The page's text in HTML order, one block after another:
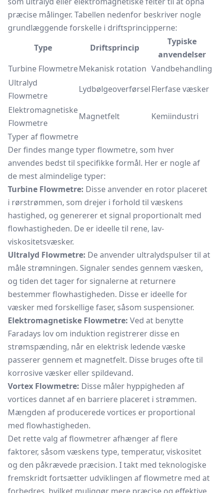
præcise målinger. Tabellen nedenfor beskriver nogle
grundlæggende forskelle i driftsprincipperne:
Type
Driftsprincip
Typiske
anvendelser
Turbine FlowmetreMekanisk rotation Vandbehandling
Ultralyd
Flowmetre
LydbølgeoverførselFlerfase væsker
Elektromagnetiske
Flowmetre
Magnetfelt
Kemiindustri
Typer af flowmetre
Der findes mange typer flowmetre, som hver
anvendes bedst til specifikke formål. Her er nogle af
de mest almindelige typer:
Turbine Flowmetre: Disse anvender en rotor placeret
i rørstrømmen, som drejer i forhold til væskens
hastighed, og genererer et signal proportionalt med
flowhastigheden. De er ideelle til rene, lav-
viskositetsvæsker.
Ultralyd Flowmetre: De anvender ultralydspulser til at
måle strømningen. Signaler sendes gennem væsken,
og tiden det tager for signalerne at returnere
bestemmer flowhastigheden. Disse er ideelle for
væsker med forskellige faser, såsom suspensioner.
Elektromagnetiske Flowmetre: Ved at benytte
Faradays lov om induktion registrerer disse en
strømspænding, når en elektrisk ledende væske
passerer gennem et magnetfelt. Disse bruges ofte til
korrosive væsker eller spildevand.
Vortex Flowmetre: Disse måler hyppigheden af
vortices dannet af en barriere placeret i strømmen.
Mængden af producerede vortices er proportional
med flowhastigheden.
Det rette valg af flowmetrer afhænger af flere
faktorer, såsom væskens type, temperatur, viskositet
og den påkrævede præcision. I takt med teknologiske
fremskridt fortsætter udviklingen af flowmetre med at